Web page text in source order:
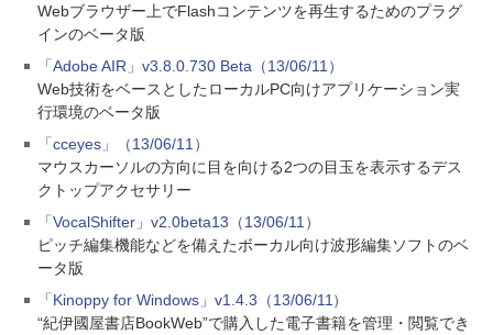
Webブラウザー上でFlashコンテンツを再生するためのプラグ
インのベータ版
「Adobe AIR」v3.8.0.730 Beta（13/06/11）
Web技術をベースとしたローカルPC向けアプリケーション実
行環境のベータ版
「cceyes」（13/06/11）
マウスカーソルの方向に目を向ける2つの目玉を表示するデス
クトップアクセサリー
「VocalShifter」v2.0beta13（13/06/11）
ピッチ編集機能などを備えたボーカル向け波形編集ソフトのベ
ータ版
「Kinoppy for Windows」v1.4.3（13/06/11）
“紀伊國屋書店BookWeb”で購入した電子書籍を管理・閲覧でき